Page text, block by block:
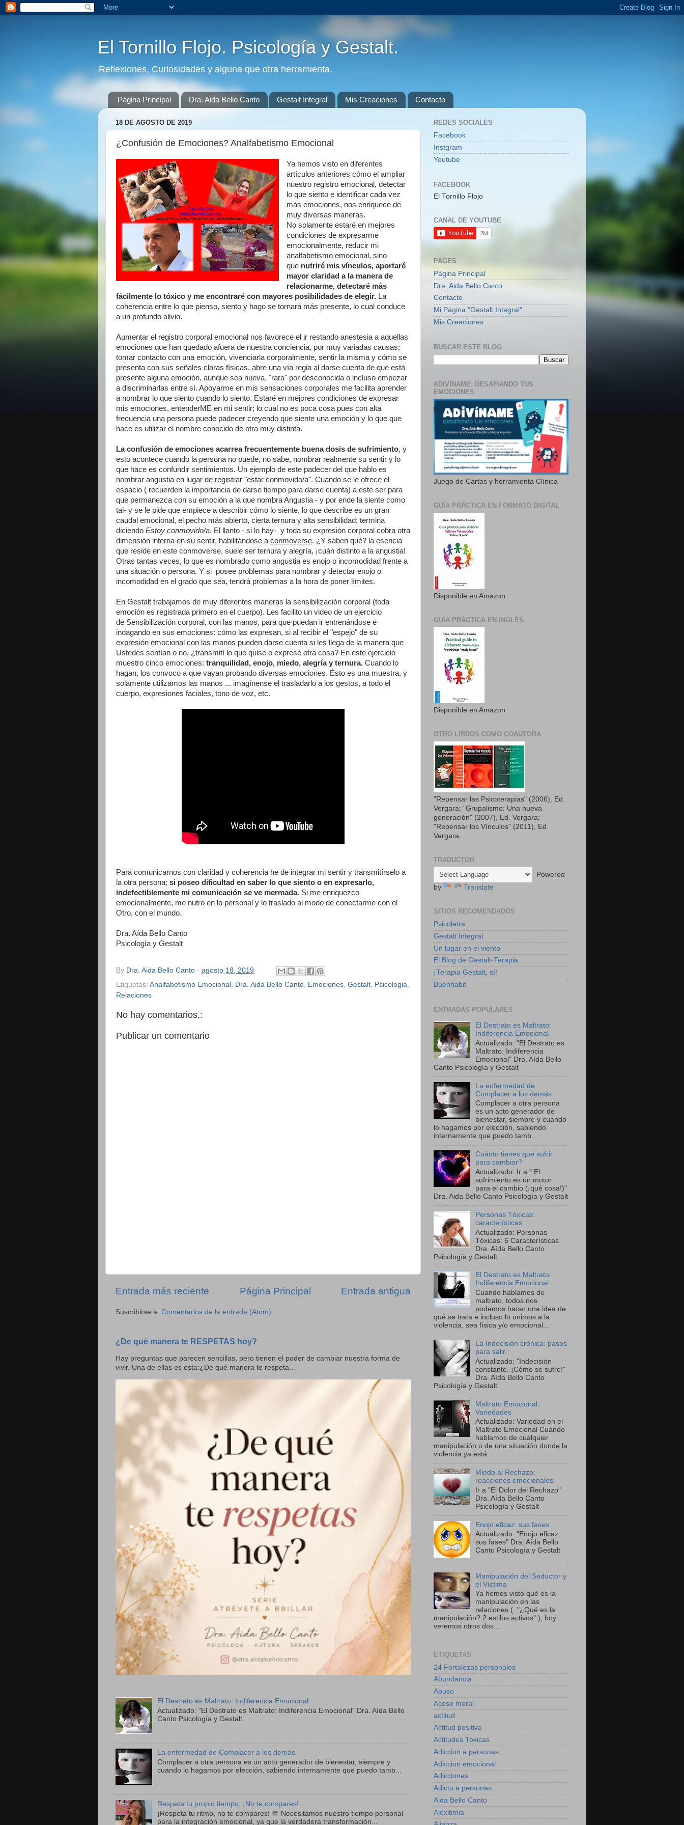
El Tornillo Flojo. Psicología y Gestalt.
Reflexiones, Curiosidades y alguna que otra herramienta.
Página Principal Dra. Aida Bello Canto Gestalt Integral Mis Creaciones Contacto
18 DE AGOSTO DE 2019
¿Confusión de Emociones? Analfabetismo Emocional
Ya hemos visto en diferentes
artículos anteriores cómo el ampliar
nuestro registro emocional, detectar
lo que siento e identificar cada vez
más emociones, nos enriquece de
muy diversas maneras.
No solamente estaré en mejores
condiciones de expresarme
emocionalmente, reducir mi
analfabetismo emocional, sino
quenutriré mis vínculos, aportaré
mayor claridad a la manera de
relacionarme, detectaré más
fácilmente lo tóxico y me encontraré con mayores posibilidades de elegir. La
coherencia entre lo que pienso, siento y hago se tornará más presente, lo cual conduce
a un profundo alivio.
Aumentar el registro corporal emocional nos favorece el ir restando anestesia a aquellas
emociones que han quedado afuera de nuestra conciencia, por muy variadas causas;
tomar contacto con una emoción, vivenciarla corporalmente, sentir la misma y cómo se
presenta con sus señales claras físicas, abre una vía regia al darse cuenta de que está
presente alguna emoción, aunque sea nueva, "rara" por desconocida o incluso empezar
a discriminarlas entre sí. Apoyarme en mis sensaciones corporales me facilita aprender
a nombrar lo que siento cuando lo siento. Estaré en mejores condiciones de expresar
mis emociones, entenderME en mi sentir; lo cual no es poca cosa pues con alta
frecuencia una persona puede padecer creyendo que siente una emoción y lo que que
hace es utilizar el nombre conocido de otra muy distinta.
La confusión de emociones acarrea frecuentemente buena dosis de sufrimiento, y
esto acontece cuando la persona no puede, no sabe, nombrar realmente su sentir y lo
que hace es confundir sentimientos. Un ejemplo de este padecer del que hablo es
nombrar angustia en lugar de registrar "estar conmovido/a". Cuando se le ofrece el
espacio ( recuerden la importancia de darse tiempo para darse cuenta) a este ser para
que permanezca con su emoción a la que nombra Angustia - y por ende la siente como
tal- y se le pide que empiece a describir cómo lo siente, lo que describe es un gran
caudal emocional, el pecho más abierto, cierta ternura y alta sensibilidad; termina
diciendo Estoy conmovido/a. El llanto - si lo hay- y toda su expresión corporal cobra otra
dimensión interna en su sentir, habilitándose a conmoverse. ¿Y saben qué? la esencia
que reside en este conmoverse, suele ser ternura y alegría, ¡cuán distinto a la angustia!
Otras tantas veces, lo que es nombrado como angustia es enojo o incomodidad frente a
una situación o persona. Y si posee problemas para nombrar y detectar enojo o
incomodidad en el grado que sea, tendrá problemas a la hora de poner límites.
En Gestalt trabajamos de muy diferentes maneras la sensibilización corporal (toda
emoción es registrada primero en el cuerpo). Les facilito un video de un ejercicio
de Sensibilización corporal, con las manos, para que puedan ir entrenándose e
indagando en sus emociones: cómo las expresan, si al recibir el "espejo" de su
expresión emocional con las manos pueden darse cuenta si les llega de la manera que
Ustedes sentían o no, ¿transmití lo que quise o expresé otra cosa? En este ejercicio
muestro cinco emociones: tranquilidad, enojo, miedo, alegría y ternura. Cuando lo
hagan, los convoco a que vayan probando diversas emociones. Ésto es una muestra, y
solamente utilizamos las manos ... imagínense el trasladarlo a los gestos, a todo el
cuerpo, expresiones faciales, tono de voz, etc.
Para comunicarnos con claridad y coherencia he de integrar mi sentir y transmitírselo a
la otra persona; si poseo dificultad en saber lo que siento o en expresarlo,
indefectiblemente mi comunicación se ve mermada. Si me enriquezco
emocionalmente, me nutro en lo personal y lo traslado al modo de conectarme con el
Otro, con el mundo.
Dra. Aída Bello Canto
Psicología y Gestalt
By Dra. Aida Bello Canto - agosto 18, 2019
Etiquetas: Analfabetismo Emocional Dra. Aida Bello Canto Emociones Gestalt Psicologia
Relaciones
No hay comentarios.:
Publicar un comentario
Entrada más reciente Entrada antigua
Página Principal
Suscribirse a: Comentarios de la entrada (Atom)
¿De què manera te RESPETAS hoy?
Hay preguntas que parecen sencillas, pero tienen el poder de cambiar nuestra forma de
vivir. Una de ellas es esta:¿De qué manera te respeta...
El Destrato es Maltrato: Indiferencia Emocional
Actualizado: "El Destrato es Maltrato: Indiferencia Emocional" Dra. Aída Bello
Canto Psicología y Gestalt
La enfermedad de Complacer a los demás
Complacer a otra persona es un acto generador de bienestar, siempre y
cuando lo hagamos por elección, sabiendo internamente que puedo tamb...
Respeta tu propio tiempo, ¡No te compares!
¡Respeta tu ritmo, no te compares! 🫶 Necesitamos nuestro tiempo personal
para la integración emocional, ya que la verdadera transformación...
REDES SOCIALES
Facebook
Instgram
Youtube
FACEBOOK
El Tornillo Flojo
CANAL DE YOUTUBE
PAGES
Página Principal
Dra. Aida Bello Canto
Contacto
Mi Página "Gestalt Integral"
Mis Creaciones
BUSCAR ESTE BLOG
ADIVÌNAME: DESAFIANDO TUS
EMOCIONES
Juego de Cartas y herramienta Clìnica
GUÍA PRÁCTICA EN FORMATO DIGITAL
Disponible en Amazon
GUÍA PRÁCTICA EN INGLÉS
Disponible en Amazon
OTRO LIBROS COMO COAUTORA
"Repensar las Psicoterapias" (2006), Ed.
Vergara; "Grupalismo: Una nueva
generación" (2007), Ed. Vergara;
"Repensar los Vìnculos" (2011), Ed.
Vergara.
TRADUCTOR
Powered
by
Translate
SITIOS RECOMENDADOS
Psicoletra
Gestalt Integral
Un lugar en el viento
El Blog de Gestalt-Terapia
¡Terapia Gestalt, sí!
Buenhabit
ENTRADAS POPULARES
El Destrato es Maltrato:
Indiferencia Emocional
Actualizado: "El Destrato es
Maltrato: Indiferencia
Emocional" Dra. Aída Bello
Canto Psicología y Gestalt
La enfermedad de
Complacer a los demás
Complacer a otra persona
es un acto generador de
bienestar, siempre y cuando
lo hagamos por elección, sabiendo
internamente que puedo tamb...
Cuánto tienes que sufrir
para cambiar?
Actualizado. Ir a " El
sufrimiento es un motor
para el cambio (¡qué cosa!)"
Dra. Aida Bello Canto Psicología y Gestalt
Personas Tóxicas:
características.
Actualizado: Personas
Tóxicas: 6 Características
Dra. Aída Bello Canto
Psicología y Gestalt
El Destrato es Maltrato:
Indiferencia Emocional
Cuando hablamos de
maltrato, todos nos
podemos hacer una idea de
qué se trata e incluso lo unimos a la
violencia, sea física y/o emocional...
La Indecisión crónica: pasos
para salir.
Actualizado: "Indecisión
constante. ¡Cómo se sufre!"
Dra. Aída Bello Canto
Psicología y Gestalt
Maltrato Emocional:
Variedades
Actualizado: Variedad en el
Maltrato Emocional Cuando
hablamos de cualquier
manipulación o de una situación donde la
violencia ya está ...
Miedo al Rechazo:
reacciones emocionales.
Ir a "El Dolor del Rechazo"
Dra. Aída Bello Canto
Psicología y Gestalt
Enojo eficaz: sus fases
Actualizado: "Enojo eficaz:
sus fases" Dra. Aída Bello
Canto Psicología y Gestalt
Manipulación del Seductor y
el Víctima
Ya hemos visto qué es la
manipulación en las
relaciones ( "¿Qué es la
manipulación? 2 estilos activos" ); hoy
veremos otros dos...
ETIQUETAS
24 Fortalezas personales
Abundancia
Abuso
Acoso moral
actitud
Actitud positiva
Actitudes Toxicas
Adiccion a personas
Adiccion emocional
Adicciones
Adicto a personas
Aida Bello Canto
Alexitimia